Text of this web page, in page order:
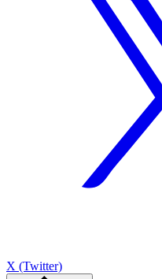
X (Twitter)